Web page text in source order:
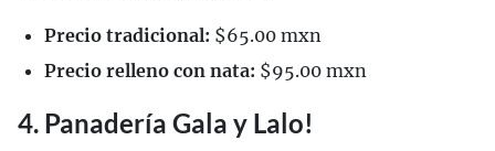
Precio tradicional: $65.00 mxn
Precio relleno con nata: $95.00 mxn
4. Panadería Gala y Lalo!